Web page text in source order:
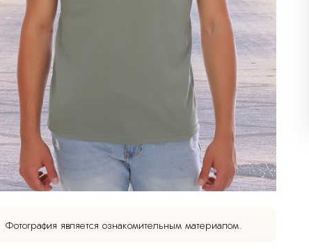
Фотография является ознакомительным материалом.